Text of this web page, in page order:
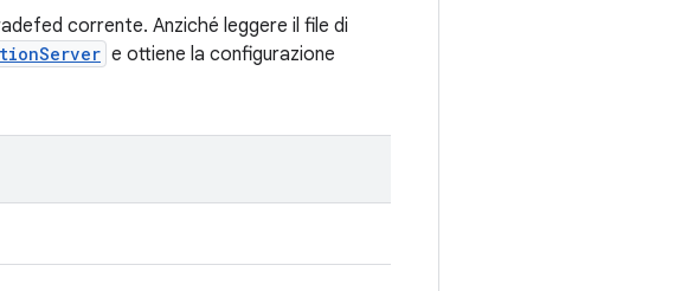
corrente. Anziché leggere il file di
e ottiene la configurazione